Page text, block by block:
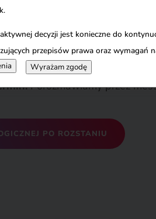
zł).
sesję.Po dokonaniu
Porozmawiamy przez
PO ROZSTANIU
decyzji jest konieczne do
przepisów prawa oraz wymagań
Wyrażam zgodę